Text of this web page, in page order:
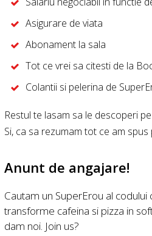
Asigurare de viata
Abonament la sala
Tot ce vrei sa citesti de la
Colantii si pelerina de
Restul te lasam sa le descoperi
Si, ca sa rezumam tot ce am spus
Anunt de angajare!
Cautam un SuperErou al codului
transforme cafeina si pizza in
dam noi. Join us?